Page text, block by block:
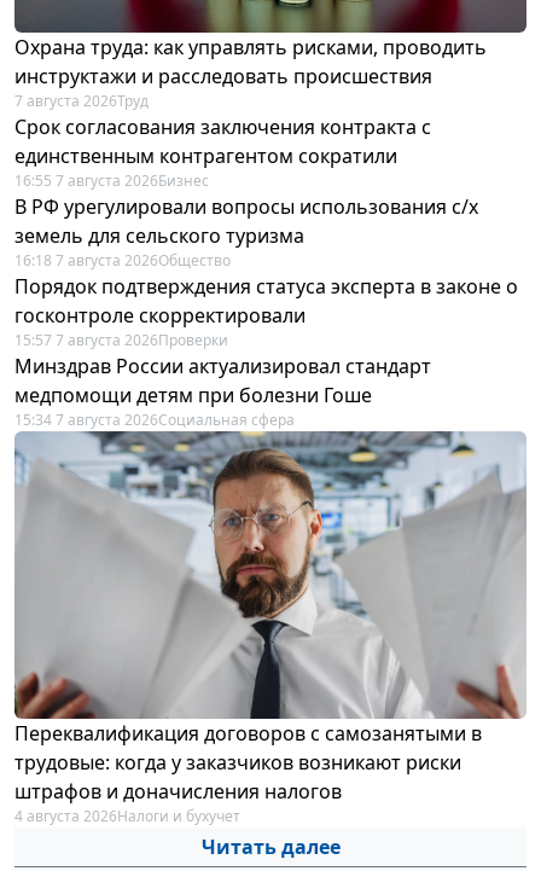
Охрана труда: как управлять рисками, проводить
инструктажи и расследовать происшествия
7 августа 2026Труд
Срок согласования заключения контракта с
единственным контрагентом сократили
16:55 7 августа 2026Бизнес
В РФ урегулировали вопросы использования с/х
земель для сельского туризма
16:18 7 августа 2026Общество
Порядок подтверждения статуса эксперта в законе о
госконтроле скорректировали
15:57 7 августа 2026Проверки
Минздрав России актуализировал стандарт
медпомощи детям при болезни Гоше
15:34 7 августа 2026Социальная сфера
Переквалификация договоров с самозанятыми в
трудовые: когда у заказчиков возникают риски
штрафов и доначисления налогов
4 августа 2026Налоги и бухучет
Читать далее